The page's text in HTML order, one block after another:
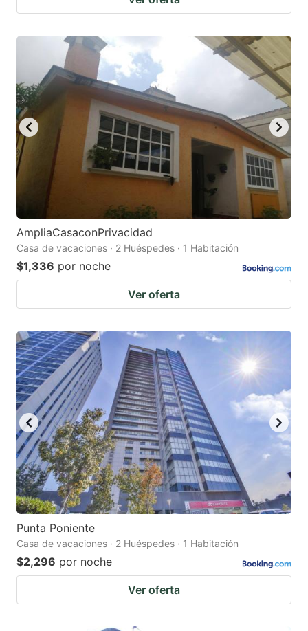
AmpliaCasaconPrivacidad
Casa de vacaciones · 2 Huéspedes · 1 Habitación
$1,336 por noche
Ver oferta
Punta Poniente
Casa de vacaciones · 2 Huéspedes · 1 Habitación
$2,296 por noche
Ver oferta